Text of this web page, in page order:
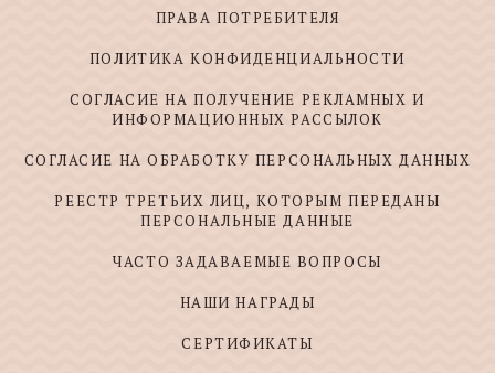
ПРАВА ПОТРЕБИТЕЛЯ
ПОЛИТИКА КОНФИДЕНЦИАЛЬНОСТИ
СОГЛАСИЕ НА ПОЛУЧЕНИЕ РЕКЛАМНЫХ И
ИНФОРМАЦИОННЫХ РАССЫЛОК
СОГЛАСИЕ НА ОБРАБОТКУ ПЕРСОНАЛЬНЫХ ДАННЫХ
РЕЕСТР ТРЕТЬИХ ЛИЦ, КОТОРЫМ ПЕРЕДАНЫ
ПЕРСОНАЛЬНЫЕ ДАННЫЕ
ЧАСТО ЗАДАВАЕМЫЕ ВОПРОСЫ
НАШИ НАГРАДЫ
СЕРТИФИКАТЫ